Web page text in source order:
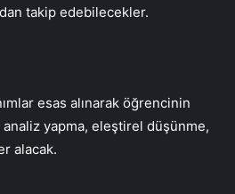
takip edebilecekler.
esas alınarak öğrencinin
yapma, eleştirel düşünme,
alacak.